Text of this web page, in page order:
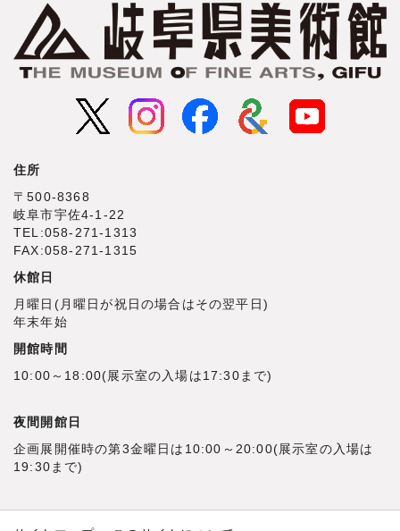
住所
〒500‐8368
岐阜市宇佐4‐1‐22
TEL:058-271-1313
FAX:058-271-1315
休館日
月曜日(月曜日が祝日の場合はその翌平日)
年末年始
開館時間
10:00～18:00(展示室の入場は17:30まで)
夜間開館日
企画展開催時の第3金曜日は10:00～20:00(展示室の入場は
19:30まで)